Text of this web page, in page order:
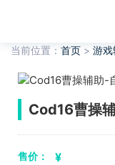
当前位置： 首页 > 游
Cod16曹操
售价： ¥